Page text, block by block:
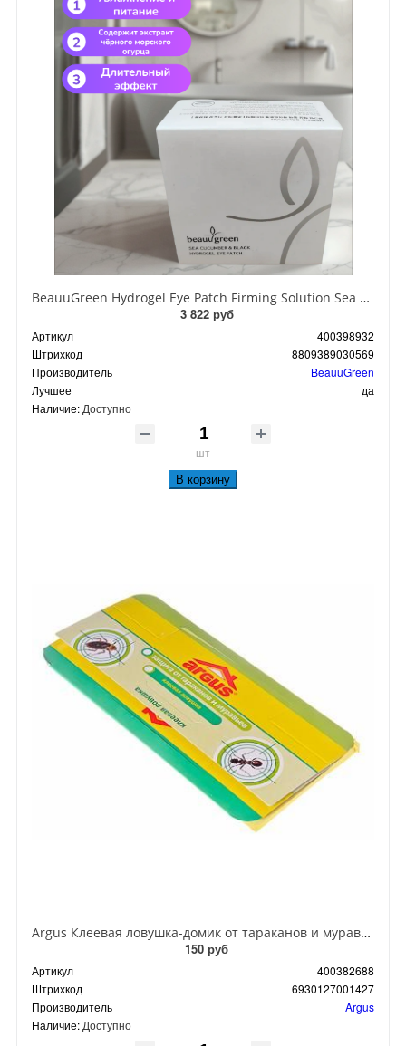
BeauuGreen Hydrogel Eye Patch Firming Solution Sea Cocumber & Black Гидрогелевые патчи для кожи вокруг глаз с экстрактом черного морского огурца 60 шт 90 гр
3 822 руб
Артикул
400398932
Штрихкод
8809389030569
Производитель
BeauuGreen
Лучшее
да
Наличие: Доступно
шт
В корзину
Argus Клеевая ловушка-домик от тараканов и муравьев
150 руб
Артикул
400382688
Штрихкод
6930127001427
Производитель
Argus
Наличие: Доступно